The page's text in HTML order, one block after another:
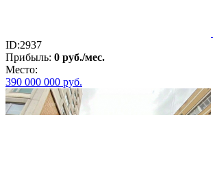
ID:2937
Прибыль: 0 руб./мес.
Место:
390 000 000 руб.